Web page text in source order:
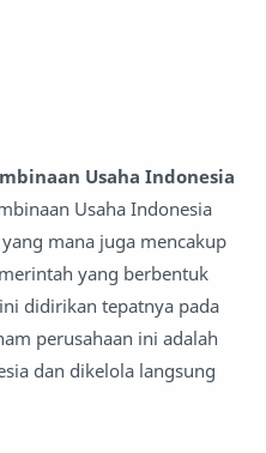
Usaha Indonesia
Usaha Indonesia
mana juga mencakup
yang berbentuk
didirikan tepatnya pada
perusahaan ini adalah
dan dikelola langsung